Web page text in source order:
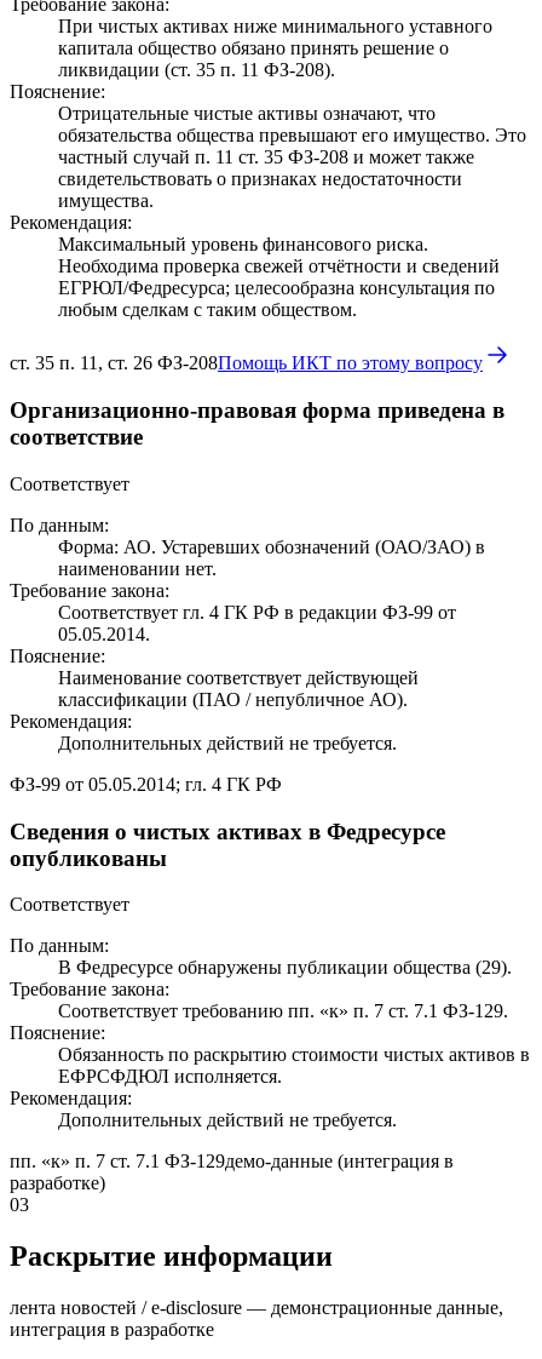
Требование закона:
При чистых активах ниже минимального уставного
капитала общество обязано принять решение о
ликвидации (ст. 35 п. 11 ФЗ-208).
Пояснение:
Отрицательные чистые активы означают, что
обязательства общества превышают его имущество. Это
частный случай п. 11 ст. 35 ФЗ-208 и может также
свидетельствовать о признаках недостаточности
имущества.
Рекомендация:
Максимальный уровень финансового риска.
Необходима проверка свежей отчётности и сведений
ЕГРЮЛ/Федресурса; целесообразна консультация по
любым сделкам с таким обществом.
ст. 35 п. 11, ст. 26 ФЗ-208Помощь ИКТ по этому вопросу
Организационно-правовая форма приведена в
соответствие
Соответствует
По данным:
Форма: АО. Устаревших обозначений (ОАО/ЗАО) в
наименовании нет.
Требование закона:
Соответствует гл. 4 ГК РФ в редакции ФЗ-99 от
05.05.2014.
Пояснение:
Наименование соответствует действующей
классификации (ПАО / непубличное АО).
Рекомендация:
Дополнительных действий не требуется.
ФЗ-99 от 05.05.2014; гл. 4 ГК РФ
Сведения о чистых активах в Федресурсе
опубликованы
Соответствует
По данным:
В Федресурсе обнаружены публикации общества (29).
Требование закона:
Соответствует требованию пп. «к» п. 7 ст. 7.1 ФЗ-129.
Пояснение:
Обязанность по раскрытию стоимости чистых активов в
ЕФРСФДЮЛ исполняется.
Рекомендация:
Дополнительных действий не требуется.
пп. «к» п. 7 ст. 7.1 ФЗ-129демо-данные (интеграция в
разработке)
03
Раскрытие информации
лента новостей / e-disclosure — демонстрационные данные,
интеграция в разработке